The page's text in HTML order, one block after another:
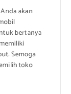
akan
bertanya
Semoga
toko